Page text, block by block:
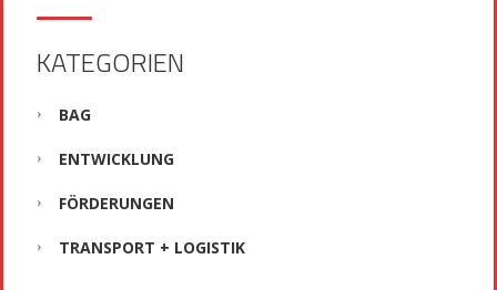
KATEGORIEN
BAG
ENTWICKLUNG
FÖRDERUNGEN
TRANSPORT + LOGISTIK